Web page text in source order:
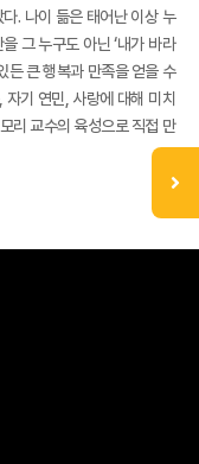
. 나이 듦은 태어난 이상 누
그 누구도 아닌 ‘내가 바라
든 큰 행복과 만족을 얻을 수
자기 연민, 사랑에 대해 미치
리 교수의 육성으로 직접 만